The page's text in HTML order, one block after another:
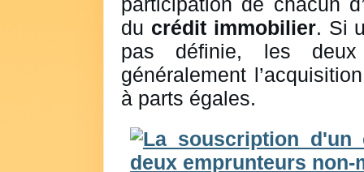
du crédit immobilier. Si
pas définie, les deux
généralement
à parts égales.